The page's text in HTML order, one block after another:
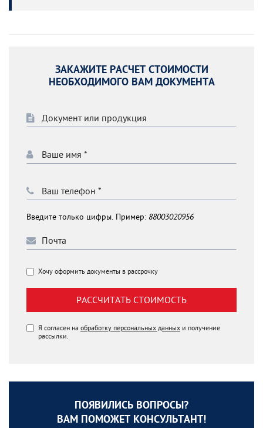
ЗАКАЖИТЕ РАСЧЕТ СТОИМОСТИ
НЕОБХОДИМОГО ВАМ ДОКУМЕНТА
Введите только цифры. Пример: 88003020956
Хочу оформить документы в рассрочку
РАССЧИТАТЬ СТОИМОСТЬ
Я согласен на обработку персональных данных и получение
рассылки.
ПОЯВИЛИСЬ ВОПРОСЫ?
ВАМ ПОМОЖЕТ КОНСУЛЬТАНТ!